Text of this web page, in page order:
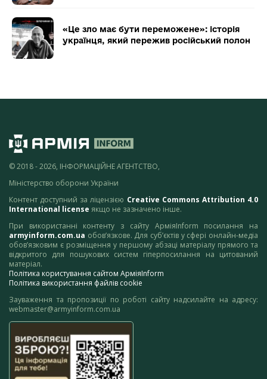
«Це зло має бути переможене»: історія
українця, який пережив російський полон
© 2018 - 2026, ІНФОРМАЦІЙНЕ АГЕНТСТВО,
Міністерство оборони України
Контент доступний за ліцензією Creative Commons Attribution 4.0
International license якщо не зазначено інше.
При використанні контенту з сайту АрміяInform посилання на
armyinform.com.ua обов’язкове. Для суб’єктів у сфері онлайн-медіа
обов’язковим є розміщення у першому абзаці матеріалу прямого та
відкритого для пошукових систем гіперпосилання на цитований
матеріал.
Політика користування сайтом АрміяInform
Політика використання файлів cookie
Зауваження та пропозиції по роботі сайту надсилайте на адресу:
webmaster@armyinform.com.ua